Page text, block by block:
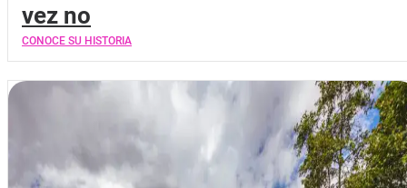
vez no
CONOCE SU HISTORIA